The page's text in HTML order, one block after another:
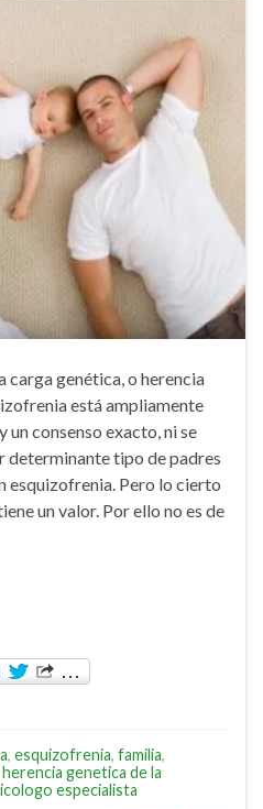
carga genética, o herencia
está ampliamente
un consenso exacto, ni se
determinante tipo de padres
esquizofrenia. Pero lo cierto
un valor. Por ello no es de
, esquizofrenia, familia,
herencia genetica de la
especialista